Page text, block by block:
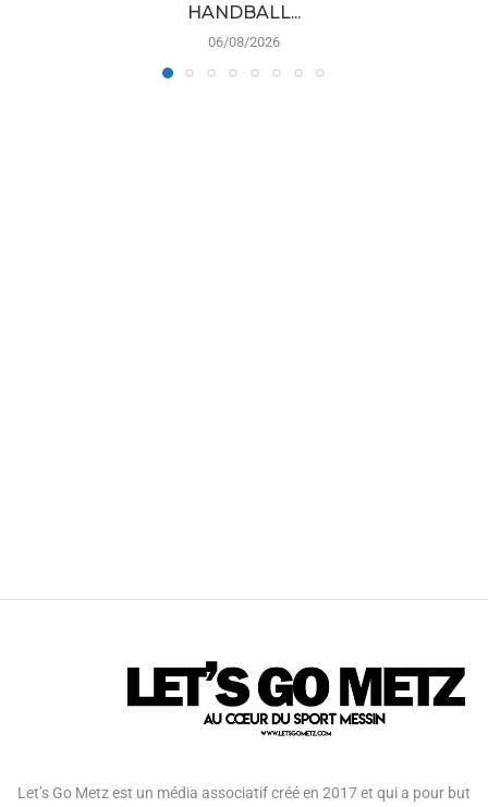
HANDBALL...
06/08/2026
Let’s Go Metz est un média associatif créé en 2017 et qui a pour but